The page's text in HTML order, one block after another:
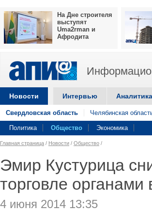
На Дне строителя
выступят
Uma2rman и
Афродита
Новости Интервью Аналитика
Свердловская область Челябинская
Политика Общество Экономика
Главная страница / Новости / Общество /
Эмир Кустурица
торговле органами
4 июня 2014 13:35